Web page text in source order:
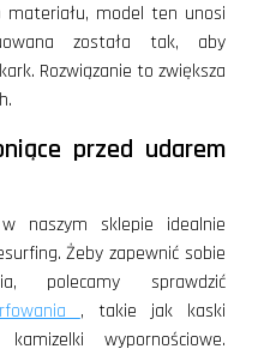
model ten unosi
została tak, aby
Rozwiązanie to zwiększa
przed udarem
naszym sklepie idealnie
Żeby zapewnić sobie
polecamy sprawdzić
, takie jak kaski
wypornościowe.